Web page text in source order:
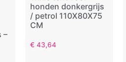
–
honden donkergrijs
/ petrol 110X80X75
CM
€ 43,64